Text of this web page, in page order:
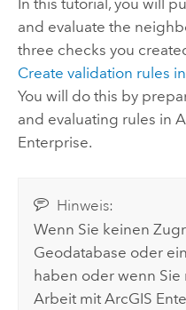
In this tutorial, you will
and evaluate the
three checks you
Create validation rules
You will do this by
and evaluating rules in
Enterprise.
Hinweis:
Wenn Sie keinen
Geodatabase oder
haben oder wenn
Arbeit mitArcGIS